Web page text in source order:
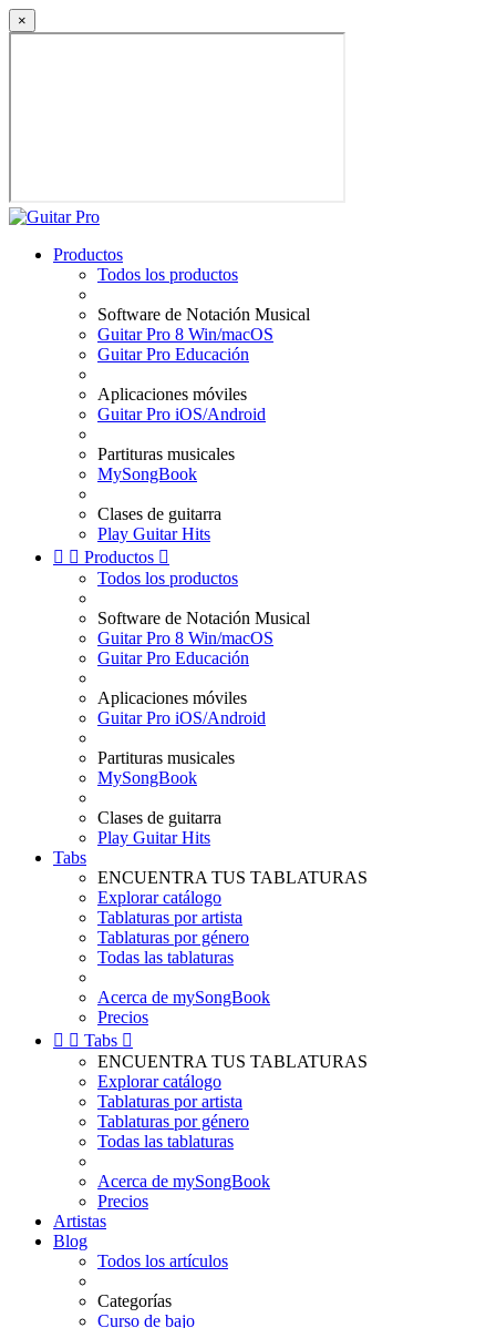
×
Productos
Todos los productos
Software de Notación Musical
Guitar Pro 8 Win/macOS
Guitar Pro Educación
Aplicaciones móviles
Guitar Pro iOS/Android
Partituras musicales
MySongBook
Clases de guitarra
Play Guitar Hits
  Productos 
Todos los productos
Software de Notación Musical
Guitar Pro 8 Win/macOS
Guitar Pro Educación
Aplicaciones móviles
Guitar Pro iOS/Android
Partituras musicales
MySongBook
Clases de guitarra
Play Guitar Hits
Tabs
ENCUENTRA TUS TABLATURAS
Explorar catálogo
Tablaturas por artista
Tablaturas por género
Todas las tablaturas
Acerca de mySongBook
Precios
  Tabs 
ENCUENTRA TUS TABLATURAS
Explorar catálogo
Tablaturas por artista
Tablaturas por género
Todas las tablaturas
Acerca de mySongBook
Precios
Artistas
Blog
Todos los artículos
Categorías
Curso de bajo